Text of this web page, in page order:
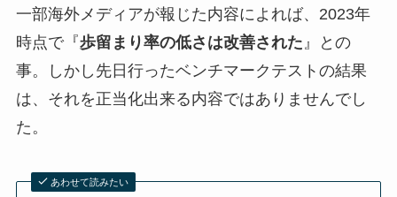
一部海外メディアが報じた内容によれば、2023年
時点で『歩留まり率の低さは改善された』との
事。しかし先日行ったベンチマークテストの結果
は、それを正当化出来る内容ではありませんでし
た。
あわせて読みたい